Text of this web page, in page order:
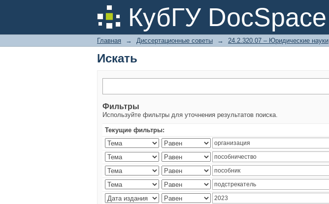
КубГУ DocSpace
Искать
Главная → Диссертационные советы → 24.2.320.07 – Юридические науки
Искать
Фильтры
Используйте фильтры для уточнения результатов поиска.
Текущие фильтры: